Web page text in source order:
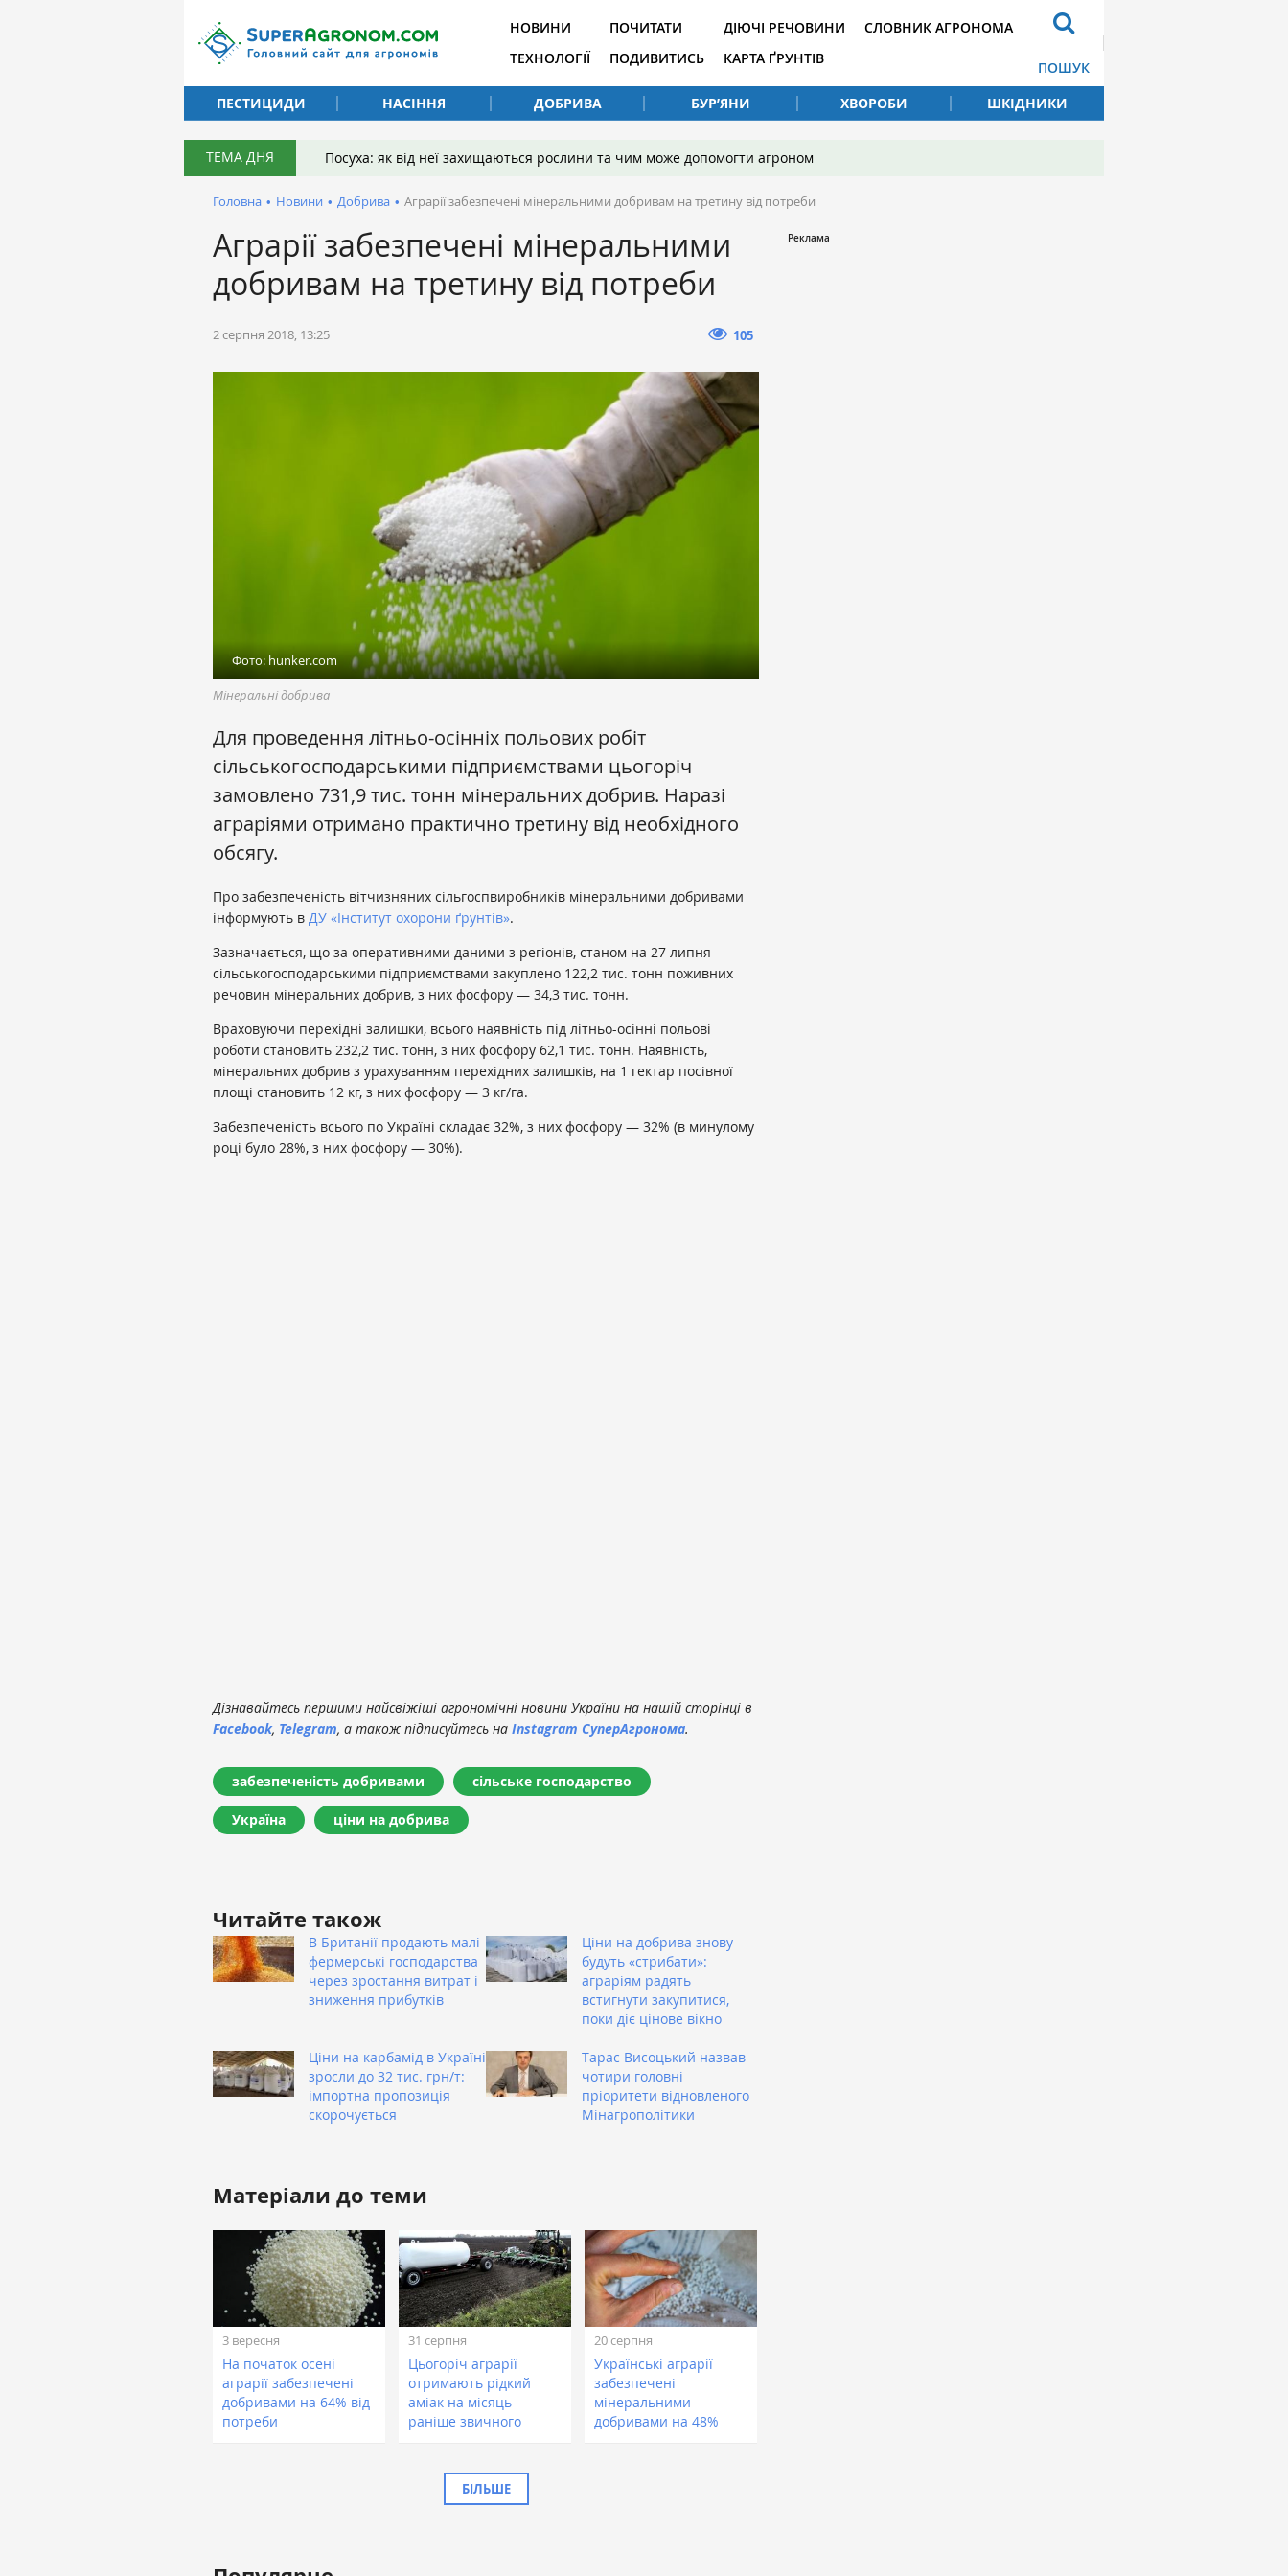
НОВИНИ
ТЕХНОЛОГІЇ
ПОЧИТАТИ
ПОДИВИТИСЬ
ДІЮЧІ РЕЧОВИНИ
КАРТА ҐРУНТІВ
СЛОВНИК АГРОНОМА
ПОШУК
ПЕСТИЦИДИ
НАСІННЯ ДОБРИВА БУР’ЯНИ ХВОРОБИ ШКІДНИКИ
ТЕМА ДНЯ Посуха: як від неї захищаються рослини та чим може допомогти агроном
Головна • Новини • Добрива • Аграрії забезпечені мінеральними добривам на третину від потреби
Аграрії забезпечені мінеральними
добривам на третину від потреби
2 серпня 2018, 13:25 105
Фото: hunker.com
Мінеральні добрива
Для проведення літньо-осінніх польових робіт
сільськогосподарськими підприємствами цьогоріч
замовлено 731,9 тис. тонн мінеральних добрив. Наразі
аграріями отримано практично третину від необхідного
обсягу.
Про забезпеченість вітчизняних сільгоспвиробників мінеральними добривами
інформують в ДУ «Інститут охорони ґрунтів».
Зазначається, що за оперативними даними з регіонів, станом на 27 липня
сільськогосподарськими підприємствами закуплено 122,2 тис. тонн поживних
речовин мінеральних добрив, з них фосфору — 34,3 тис. тонн.
Враховуючи перехідні залишки, всього наявність під літньо-осінні польові
роботи становить 232,2 тис. тонн, з них фосфору 62,1 тис. тонн. Наявність,
мінеральних добрив з урахуванням перехідних залишків, на 1 гектар посівної
площі становить 12 кг, з них фосфору — 3 кг/га.
Забезпеченість всього по Україні складає 32%, з них фосфору — 32% (в минулому
році було 28%, з них фосфору — 30%).
Дізнавайтесь першими найсвіжіші агрономічні новини України на нашій сторінці в
Facebook, Telegram, а також підписуйтесь на Instagram СуперАгронома.
забезпеченість добривами сільське господарство
Україна ціни на добрива
Читайте також
В Британії продають малі
фермерські господарства
через зростання витрат і
зниження прибутків
Ціни на добрива знову
будуть «стрибати»:
аграріям радять
встигнути закупитися,
поки діє цінове вікно
Ціни на карбамід в Україні
зросли до 32 тис. грн/т:
імпортна пропозиція
скорочується
Тарас Висоцький назвав
чотири головні
пріоритети відновленого
Мінагрополітики
Матеріали до теми
3 вересня
На початок осені
аграрії забезпечені
добривами на 64% від
потреби
31 серпня
Цьогоріч аграрії
отримають рідкий
аміак на місяць
раніше звичного
20 серпня
Українські аграрії
забезпечені
мінеральними
добривами на 48%
БІЛЬШЕ